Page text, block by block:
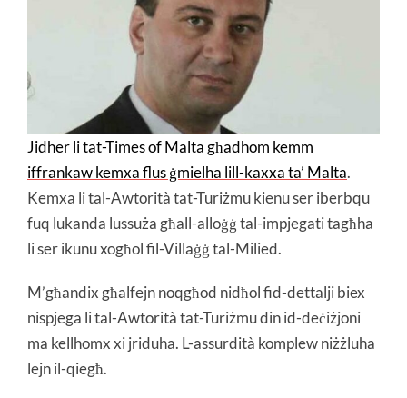
Jidher li tat-Times of Malta għadhom kemm
iffrankaw kemxa flus ġmielha lill-kaxxa ta’ Malta.
Kemxa li tal-Awtorità tat-Turiżmu kienu ser iberbqu
fuq lukanda lussuża għall-alloġġ tal-impjegati tagħha
li ser ikunu xogħol fil-Villaġġ tal-Milied.
M’għandix għalfejn noqgħod nidħol fid-dettalji biex
nispjega li tal-Awtorità tat-Turiżmu din id-deċiżjoni
ma kellhomx xi jriduha. L-assurdità komplew niżżluha
lejn il-qiegħ.